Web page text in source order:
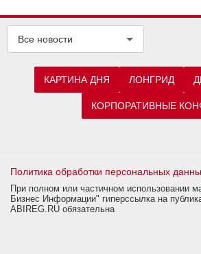
Все новости
КАРТИНА ДНЯ ЛОНГРИД
КОРПОРАТИВНЫЕ
Политика обработки персональных
При полном или частичном использовании
Бизнес Информации" гиперссылка на
ABIREG.RU обязательна